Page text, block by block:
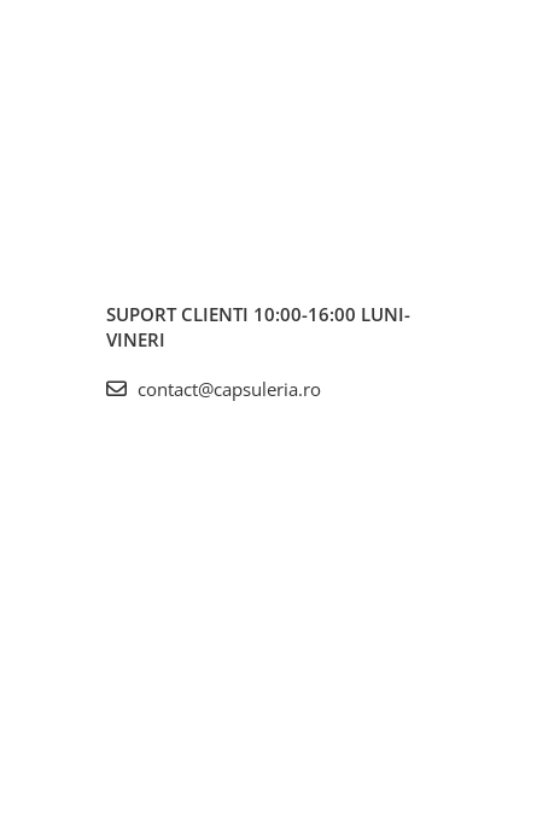
SUPORT CLIENTI 10:00-16:00 LUNI-
VINERI
contact@capsuleria.ro